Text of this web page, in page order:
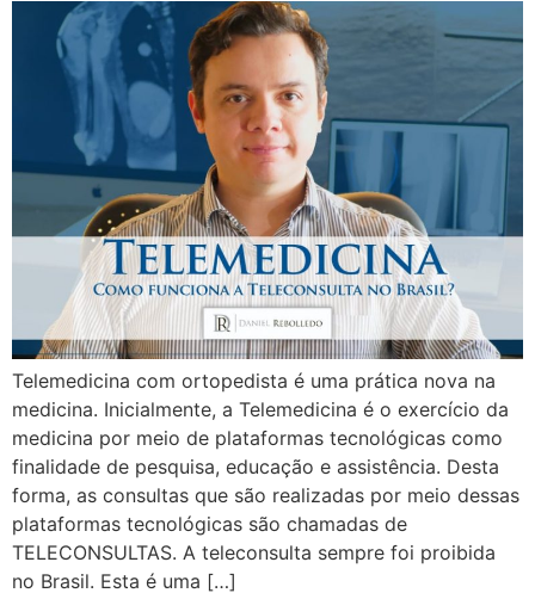
Telemedicina com ortopedista é uma prática nova na
medicina. Inicialmente, a Telemedicina é o exercício da
medicina por meio de plataformas tecnológicas como
finalidade de pesquisa, educação e assistência. Desta
forma, as consultas que são realizadas por meio dessas
plataformas tecnológicas são chamadas de
TELECONSULTAS. A teleconsulta sempre foi proibida
no Brasil. Esta é uma […]